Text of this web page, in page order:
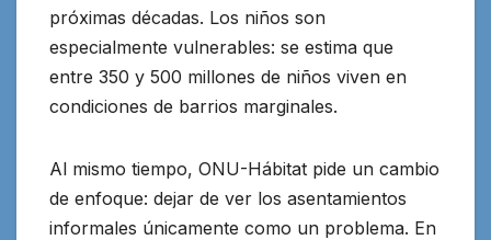
próximas décadas. Los niños son
especialmente vulnerables: se estima que
entre 350 y 500 millones de niños viven en
condiciones de barrios marginales.
Al mismo tiempo, ONU-Hábitat pide un cambio
de enfoque: dejar de ver los asentamientos
informales únicamente como un problema. En